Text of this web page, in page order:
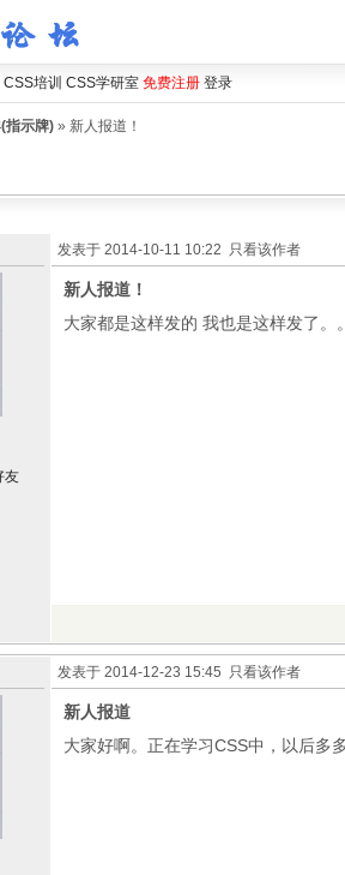
CSS培训 CSS学研室 免费注册 登录
指示牌)» 新人报道！
友
发表于 2014-10-11 10:22 只看该作者
新人报道！
大家都是这样发的 我也是这样发了。
发表于 2014-12-23 15:45 只看该作者
新人报道
大家好啊。正在学习CSS中，以后多